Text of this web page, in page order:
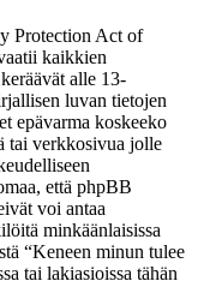
Protection Act of
kaikkien
alle 13-
luvan tietojen
epävarma koskeeko
tai verkkosivua jolle
että phpBB
voi antaa
minkäänlaisissa
“Keneen minun tulee
tai lakiasioissa tähän